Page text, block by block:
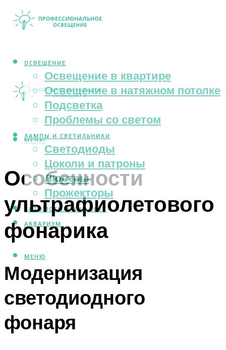
ОСВЕЩЕНИЕ
Освещение в квартире
Освещение в натяжном потолке
Подсветка
Проблемы со светом
ЛАМПЫ И СВЕТИЛЬНИКИ
Светодиоды
Цоколи и патроны
Люстры
Прожекторы
АВТОМОБИЛЬНЫЙ СВЕТ
АКВАРИУМ
МЕНЮ
МЕНЮ
Особенности
ультрафиолетового
фонарика
Модернизация
светодиодного
фонаря